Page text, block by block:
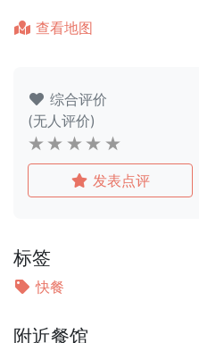
查看地图
综合评价
(无人评价)
发表点评
标签
快餐
附近餐馆